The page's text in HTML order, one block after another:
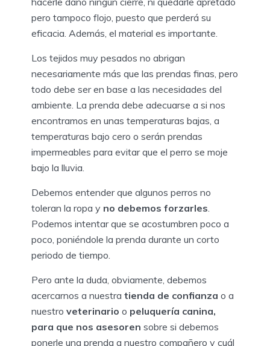
pero tampoco flojo, puesto que perderá su
eficacia. Además, el material es importante.
Los tejidos muy pesados no abrigan
necesariamente más que las prendas finas, pero
todo debe ser en base a las necesidades del
ambiente. La prenda debe adecuarse a si nos
encontramos en unas temperaturas bajas, a
temperaturas bajo cero o serán prendas
impermeables para evitar que el perro se moje
bajo la lluvia.
Debemos entender que algunos perros no
toleran la ropa y no debemos forzarles
Podemos intentar que se acostumbren poco a
poco, poniéndole la prenda durante un corto
periodo de tiempo.
Pero ante la duda, obviamente, debemos
acercarnos a nuestra tienda de confianza o a
nuestro veterinario o peluquería canina,
para que nos asesoren sobre si debemos
ponerle una prenda a nuestro compañero y cuál